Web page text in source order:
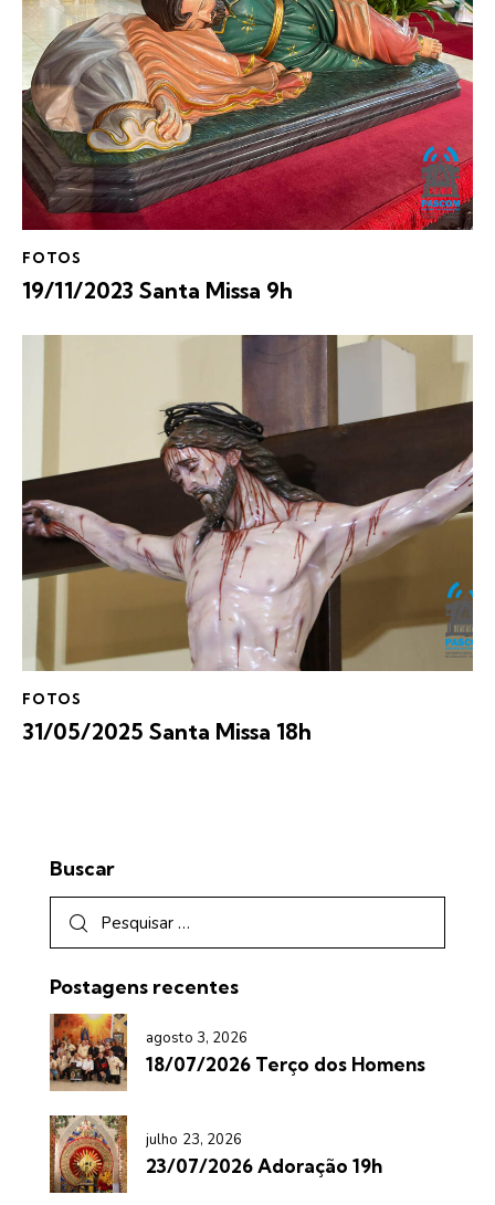
FOTOS
19/11/2023 Santa Missa 9h
FOTOS
31/05/2025 Santa Missa 18h
Buscar
Postagens recentes
agosto 3, 2026
18/07/2026 Terço dos Homens
julho 23, 2026
23/07/2026 Adoração 19h